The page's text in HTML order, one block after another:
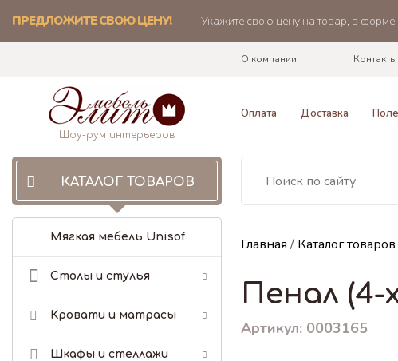
ПРЕДЛОЖИТЕ СВОЮ ЦЕНУ! Укажите свою цену на товар, в
О компании Контакты
Шоу-рум интерьеров
Оплата Доставка
КАТАЛОГ ТОВАРОВ
Мягкая мебель Unisof
Столы и стулья
Кровати и матрасы
Шкафы и стеллажи
Главная / Каталог товаров
Пенал (4-
Артикул: 0003165